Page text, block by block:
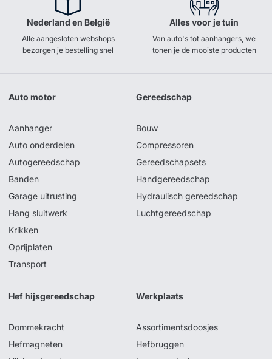
Nederland en België
Alle aangesloten webshops
bezorgen je bestelling snel
Alles voor je tuin
Van auto's tot aanhangers, we
tonen je de mooiste producten
Auto motor
Aanhanger
Auto onderdelen
Autogereedschap
Banden
Garage uitrusting
Hang sluitwerk
Krikken
Oprijplaten
Transport
Gereedschap
Bouw
Compressoren
Gereedschapsets
Handgereedschap
Hydraulisch gereedschap
Luchtgereedschap
Hef hijsgereedschap
Dommekracht
Hefmagneten
Werkplaats
Assortimentsdoosjes
Hefbruggen